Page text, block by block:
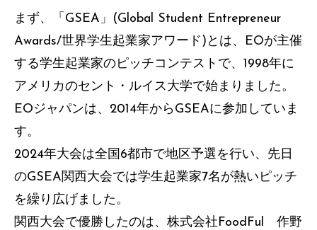
まず、「GSEA」(Global Student Entrepreneur
Awards/世界学生起業家アワード)とは、EOが主催
する学生起業家のピッチコンテストで、1998年に
アメリカのセント・ルイス大学で始まりました。
EOジャパンは、2014年からGSEAに参加していま
す。
2024年大会は全国6都市で地区予選を行い、先日
のGSEA関西大会では学生起業家7名が熱いピッチ
を繰り広げました。
関西大会で優勝したのは、株式会社FoodFul 作野